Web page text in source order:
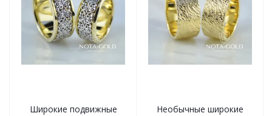
Широкие подвижные
Необычные широкие